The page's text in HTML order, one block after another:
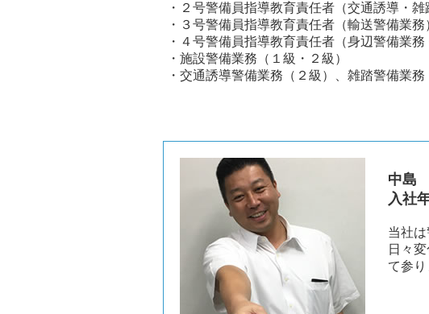
２号警備員指導教育責任者（交通誘導・雑
３号警備員指導教育責任者（輸送警備業務
４号警備員指導教育責任者（身辺警備業務
施設警備業務（１級・２級）
交通誘導警備業務（２級）、雑踏警備業務
中島
入社
当社
日々
て参り